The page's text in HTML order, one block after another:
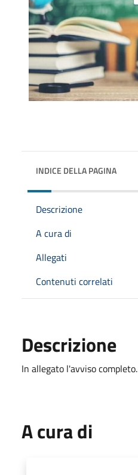
INDICE DELLA PAGINA
Descrizione
A cura di
Allegati
Contenuti correlati
Descrizione
In allegato l'avviso completo.
A cura di